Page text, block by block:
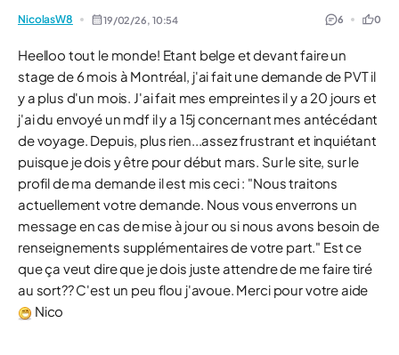
NicolasW8 19/02/26, 10:54 6 0
Heelloo tout le monde! Etant belge et devant faire un
stage de 6 mois à Montréal, j'ai fait une demande de PVT il
y a plus d'un mois. J'ai fait mes empreintes il y a 20 jours et
j'ai du envoyé un mdf il y a 15j concernant mes antécédant
de voyage. Depuis, plus rien...assez frustrant et inquiétant
puisque je dois y être pour début mars. Sur le site, sur le
profil de ma demande il est mis ceci : "Nous traitons
actuellement votre demande. Nous vous enverrons un
message en cas de mise à jour ou si nous avons besoin de
renseignements supplémentaires de votre part." Est ce
que ça veut dire que je dois juste attendre de me faire tiré
au sort?? C'est un peu flou j'avoue. Merci pour votre aide
Nico